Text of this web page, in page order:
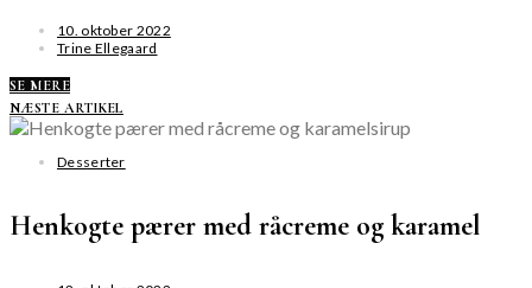
10. oktober 2022
Trine Ellegaard
SE MERE
NÆSTE ARTIKEL
Desserter
Henkogte pærer med råcreme og karamel